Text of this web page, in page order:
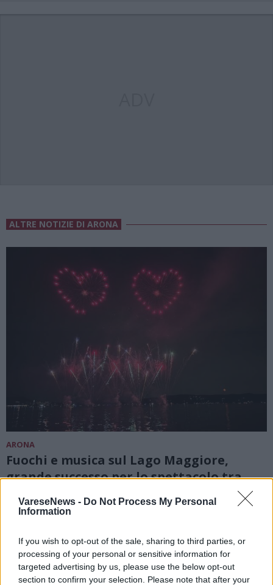
VareseNews - Do Not Process My Personal
Information
If you wish to opt-out of the sale, sharing to third parties, or
processing of your personal or sensitive information for
targeted advertising by us, please use the below opt-out
section to confirm your selection. Please note that after your
ALTRE NOTIZIE DI ARONA
ARONA
Fuochi e musica sul Lago Maggiore,
grande successo per lo spettacolo tra
Angera e Arona
Fuochi e musica sul Lago Maggiore, grande successo